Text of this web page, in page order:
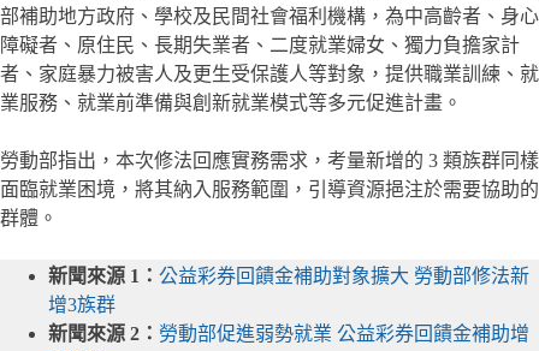
部補助地方政府、學校及民間社會福利機構，為中高齡者、身心
障礙者、原住民、長期失業者、二度就業婦女、獨力負擔家計
者、家庭暴力被害人及更生受保護人等對象，提供職業訓練、就
業服務、就業前準備與創新就業模式等多元促進計畫。
勞動部指出，本次修法回應實務需求，考量新增的 3 類族群同樣
面臨就業困境，將其納入服務範圍，引導資源挹注於需要協助的
群體。
新聞來源 1： 公益彩券回饋金補助對象擴大 勞動部修法新
增3族群
新聞來源 2： 勞動部促進弱勢就業 公益彩券回饋金補助增